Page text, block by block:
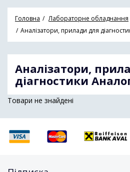
Головна
Лабораторне обладнання
Аналізатори, прилади для
Аналізатори,
діагностики
Товари не знайдені